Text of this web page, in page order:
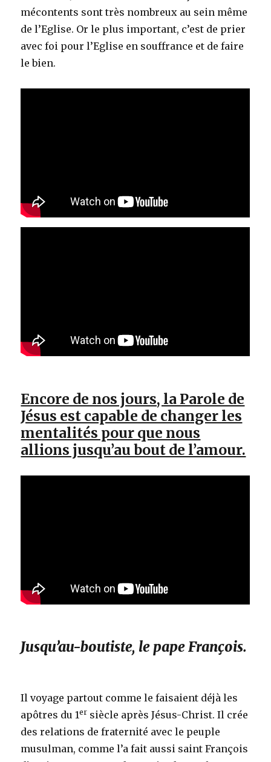
mécontents sont très nombreux au sein même
de l’Eglise. Or le plus important, c’est de prier
avec foi pour l’Eglise en souffrance et de faire
le bien.
Encore de nos jours, la Parole de
Jésus est capable de changer les
mentalités pour que nous
allions jusqu’au bout de l’amour.
Jusqu’au-boutiste, le pape François.
Il voyage partout comme le faisaient déjà les
apôtres du 1er siècle après Jésus-Christ. Il crée
des relations de fraternité avec le peuple
musulman, comme l’a fait aussi saint François